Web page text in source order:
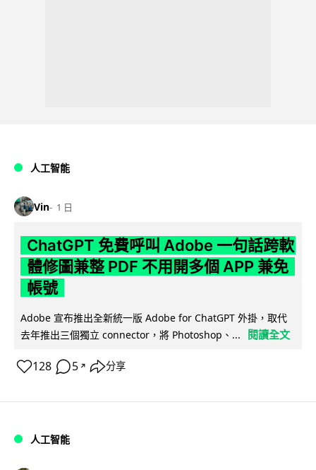
人工智能
Vin 1 日
ChatGPT 免費呼叫 Adobe 一句話跨軟
體修圖兼整 PDF 不用開多個 APP 兼免
帳號
Adobe 宣布推出全新統一版 Adobe for ChatGPT 外掛，取代
去年推出三個獨立 connector，將 Photoshop、...
閱讀全文
128 5 ↗ 分享
人工智能